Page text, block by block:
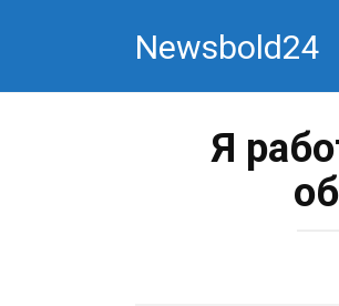
Newsbold24
Я